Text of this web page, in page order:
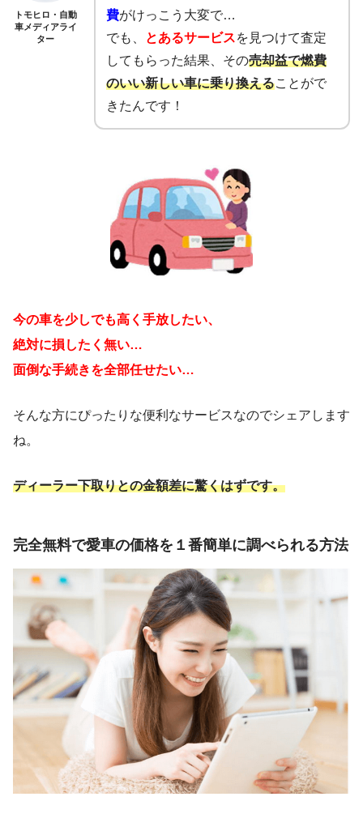
トモヒロ・自動
車メディアライ
ター
費がけっこう大変で…
でも、
とあるサービスを見つけて査定
してもらった結果、その売却益で燃費
のいい新しい車に乗り換えることがで
きたんです！
今の車を少しでも高く手放したい、
絶対に損したく無い…
面倒な手続きを全部任せたい…
そんな方にぴったりな便利なサービスなのでシェアします
ね。
ディーラー下取りとの金額差に驚くはずです。
完全無料で愛車の価格を１番簡単に調べられる方法